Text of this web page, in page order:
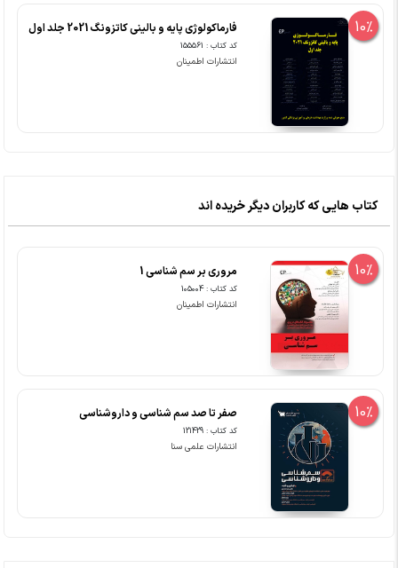
10% فارماکولوژی پایه و بالینی کاتزونگ 2021 جلد اول
کد کتاب : 155561
انتشارات اطمینان
کتاب هایی که کاربران دیگر خریده اند
10% مروری بر سم شناسی 1
کد کتاب : 105004
انتشارات اطمینان
10% صفر تا صد سم شناسی و داروشناسی
کد کتاب : 121429
انتشارات علمی سنا